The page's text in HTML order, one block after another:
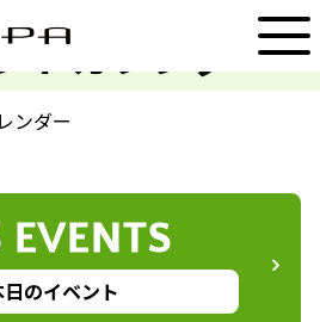
トカレンダー
ンダー
のイベント